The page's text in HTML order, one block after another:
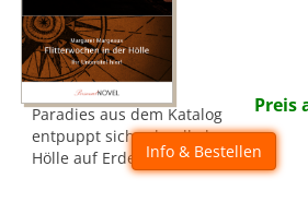
Paradies aus dem Katalog
entpuppt sich schnell als
Hölle auf Erden...
Preis
Info & Bestellen